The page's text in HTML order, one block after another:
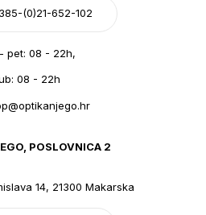
(0)21-652-102
pet: 08 - 22h,
08 - 22h
POSLOVNICA 2
14, 21300 Makarska